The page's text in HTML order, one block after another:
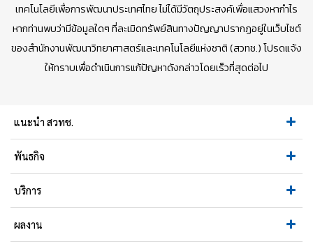
เทคโนโลยีเพื่อการพัฒนาประเทศไทย ไม่ได้มีวัตถุประสงค์เพื่อแสวงหากำไร
หากท่านพบว่ามีข้อมูลใดๆ ที่ละเมิดทรัพย์สินทางปัญญาปรากฏอยู่ในเว็บไซต์
ของสำนักงานพัฒนาวิทยาศาสตร์และเทคโนโลยีแห่งชาติ (สวทช.) โปรดแจ้ง
ให้ทราบเพื่อดำเนินการแก้ปัญหาดังกล่าวโดยเร็วที่สุดต่อไป
แนะนำ สวทช.
พันธกิจ
บริการ
ผลงาน